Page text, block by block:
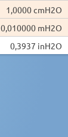
1,0000 cmH2O
0,010000 mH2O
0,3937 inH2O